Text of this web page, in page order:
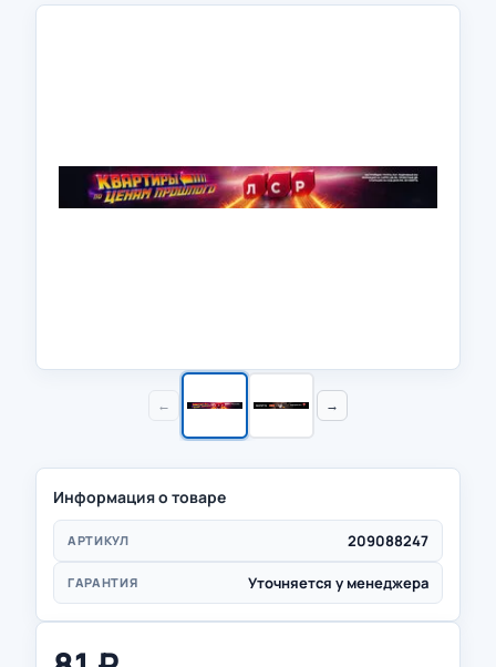
← →
Информация о товаре
АРТИКУЛ 209088247
ГАРАНТИЯ Уточняется у менеджера